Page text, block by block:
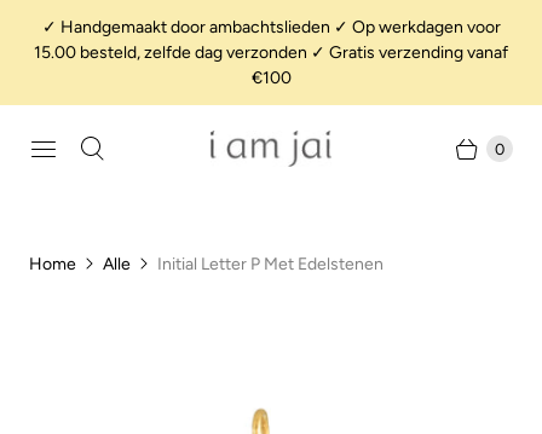
✓ Handgemaakt door ambachtslieden ✓ Op werkdagen voor
15.00 besteld, zelfde dag verzonden ✓ Gratis verzending vanaf
€100
0
Home Alle Initial Letter P Met Edelstenen